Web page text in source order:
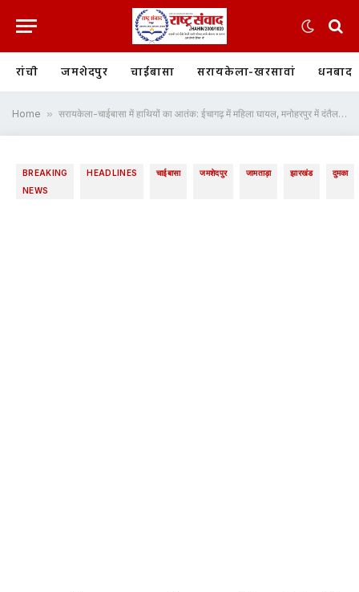
रांची जमशेदपुर चाईबासा सरायकेला-खरसावां धनबाद
Home » सरायकेला-चाईबासा में हाथियों का आतंक: ईचागढ़ में महिला घायल, मनोहरपुर में दंतैल के हमले से व्यक्ति की मौत
BREAKING
NEWS
HEADLINES चाईबासा जमशेदपुर जामताड़ा झारखंड दुमका